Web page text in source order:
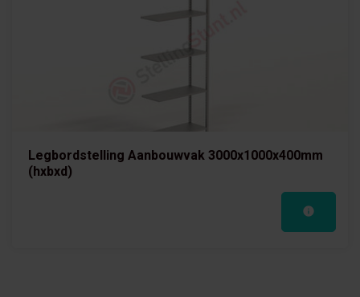
Legbordstelling Aanbouwvak 3000x1000x400mm
(hxbxd)